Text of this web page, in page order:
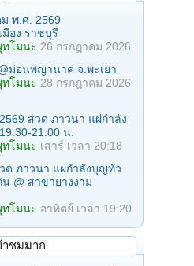
พ.ศ. 2569
มือง ราชบุรี
ทโมนะ 26 กรกฎาคม 2026
ม่อนพญานาค จ.พะเยา
ทโมนะ 28 กรกฎาคม 2026
สวด ภาวนา แผ่กำลัง
21.00 น.
ทโมนะ เสาร์ เวลา 20:18
ด ภาวนา แผ่กำลังบุญทั่ว
@ สาขายางงาม
ทโมนะ อาทิตย์ เวลา 19:20
าชมมาก